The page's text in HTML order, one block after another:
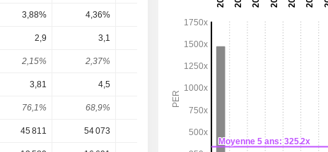
3,88% 4,36%
2,9 3,1 3,325 3,527
2,15% 2,37% 2,07% 2,2%
3,81 4,5 7,8 8,957
76,1% 68,9% 48,9% 42,6% 39,4%
45 811 54 073 63 271 66 851